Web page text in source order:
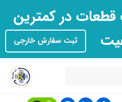
قطعات در کمترین
ثبت سفارش خارجی